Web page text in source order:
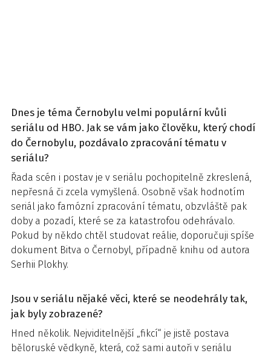
Dnes je téma Černobylu velmi populární kvůli
seriálu od HBO. Jak se vám jako člověku, který chodí
do Černobylu, pozdávalo zpracování tématu v
seriálu?
Řada scén i postav je v seriálu pochopitelně zkreslená,
nepřesná či zcela vymyšlená. Osobně však hodnotím
seriál jako famózní zpracování tématu, obzvláště pak
doby a pozadí, které se za katastrofou odehrávalo.
Pokud by někdo chtěl studovat reálie, doporučuji spíše
dokument Bitva o Černobyl, případně knihu od autora
Serhii Plokhy.
Jsou v seriálu nějaké věci, které se neodehrály tak,
jak byly zobrazené?
Hned několik. Nejviditelnější „fikcí“ je jistě postava
běloruské vědkyně, která, což sami autoři v seriálu